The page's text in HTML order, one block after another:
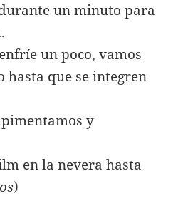
un minuto para
un poco, vamos
hasta que se integren
y
en la nevera hasta
)